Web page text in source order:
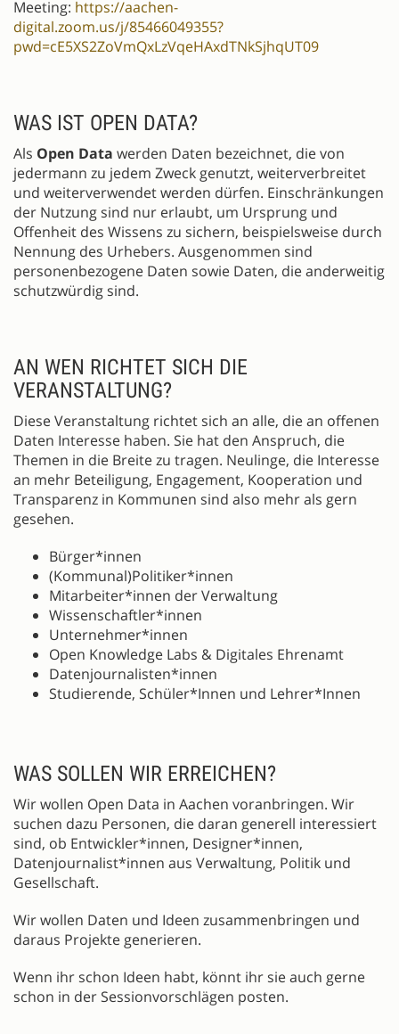
Meeting: https://aachen-
digital.zoom.us/j/85466049355?
pwd=cE5XS2ZoVmQxLzVqeHAxdTNkSjhqUT09
WAS IST OPEN DATA?
Als Open Data werden Daten bezeichnet, die von
jedermann zu jedem Zweck genutzt, weiterverbreitet
und weiterverwendet werden dürfen. Einschränkungen
der Nutzung sind nur erlaubt, um Ursprung und
Offenheit des Wissens zu sichern, beispielsweise durch
Nennung des Urhebers. Ausgenommen sind
personenbezogene Daten sowie Daten, die anderweitig
schutzwürdig sind.
AN WEN RICHTET SICH DIE
VERANSTALTUNG?
Diese Veranstaltung richtet sich an alle, die an offenen
Daten Interesse haben. Sie hat den Anspruch, die
Themen in die Breite zu tragen. Neulinge, die Interesse
an mehr Beteiligung, Engagement, Kooperation und
Transparenz in Kommunen sind also mehr als gern
gesehen.
Bürger*innen
(Kommunal)Politiker*innen
Mitarbeiter*innen der Verwaltung
Wissenschaftler*innen
Unternehmer*innen
Open Knowledge Labs & Digitales Ehrenamt
Datenjournalisten*innen
Studierende, Schüler*Innen und Lehrer*Innen
WAS SOLLEN WIR ERREICHEN?
Wir wollen Open Data in Aachen voranbringen. Wir
suchen dazu Personen, die daran generell interessiert
sind, ob Entwickler*innen, Designer*innen,
Datenjournalist*innen aus Verwaltung, Politik und
Gesellschaft.
Wir wollen Daten und Ideen zusammenbringen und
daraus Projekte generieren.
Wenn ihr schon Ideen habt, könnt ihr sie auch gerne
schon in der Sessionvorschlägen posten.